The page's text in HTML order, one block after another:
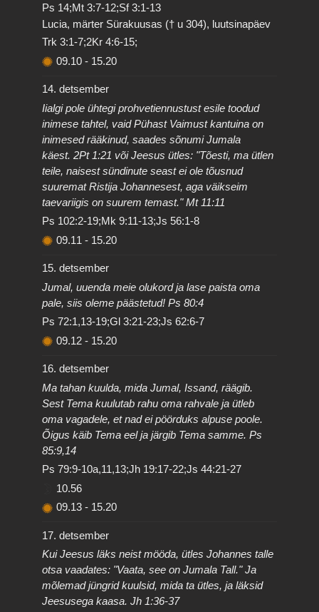
Ps 14;Mt 3:7-12;Sf 3:1-13
Lucia, märter Sürakuusas († u 304), luutsinapäev
Trk 3:1-7;2Kr 4:6-15;
09.10 - 15.20
14. detsember
Iialgi pole ühtegi prohvetiennustust esile toodud
inimese tahtel, vaid Pühast Vaimust kantuina on
inimesed rääkinud, saades sõnumi Jumala
käest. 2Pt 1:21 või Jeesus ütles: "Tõesti, ma ütlen
teile, naisest sündinute seast ei ole tõusnud
suuremat Ristija Johannesest, aga väikseim
taevariigis on suurem temast." Mt 11:11
Ps 102:2-19;Mk 9:11-13;Js 56:1-8
09.11 - 15.20
15. detsember
Jumal, uuenda meie olukord ja lase paista oma
pale, siis oleme päästetud! Ps 80:4
Ps 72:1,13-19;Gl 3:21-23;Js 62:6-7
09.12 - 15.20
16. detsember
Ma tahan kuulda, mida Jumal, Issand, räägib.
Sest Tema kuulutab rahu oma rahvale ja ütleb
oma vagadele, et nad ei pöörduks alpuse poole.
Õigus käib Tema eel ja järgib Tema samme. Ps
85:9,14
Ps 79:9-10a,11,13;Jh 19:17-22;Js 44:21-27
10.56
09.13 - 15.20
17. detsember
Kui Jeesus läks neist mööda, ütles Johannes talle
otsa vaadates: "Vaata, see on Jumala Tall." Ja
mõlemad jüngrid kuulsid, mida ta ütles, ja läksid
Jeesusega kaasa. Jh 1:36-37